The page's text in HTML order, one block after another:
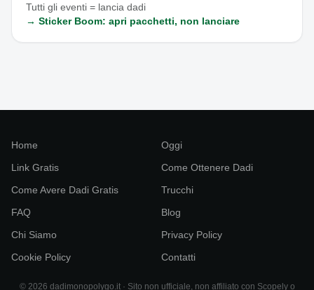
Tutti gli eventi = lancia dadi
→ Sticker Boom: apri pacchetti, non lanciare
Home
Oggi
Link Gratis
Come Ottenere Dadi
Come Avere Dadi Gratis
Trucchi
FAQ
Blog
Chi Siamo
Privacy Policy
Cookie Policy
Contatti
© 2026 dadimonopolygo.it · Sito non ufficiale, non affiliato con Scopely o